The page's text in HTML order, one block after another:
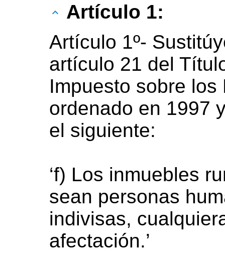
Artículo 1:
Artículo 1º-
artículo 21 del
Impuesto sobre
ordenado en 1997
el siguiente:
‘f) Los inmuebles
sean personas
indivisas,
afectación.’